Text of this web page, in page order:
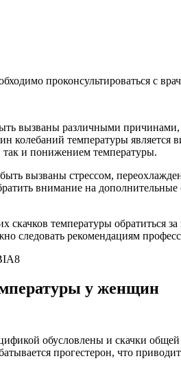
проконсультироваться с
вызваны различными
колебаний температуры является
и понижением температуры.
вызваны стрессом,
внимание на
скачков температуры обратиться
следовать рекомендациям
у женщин
обусловлены и скачки
прогестерон, что